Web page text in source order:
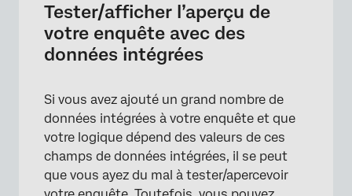
Tester/afficher l’aperçu de
votre enquête avec des
données intégrées
Si vous avez ajouté un grand nombre de
données intégrées à votre enquête et que
votre logique dépend des valeurs de ces
champs de données intégrées, il se peut
que vous ayez du mal à tester/apercevoir